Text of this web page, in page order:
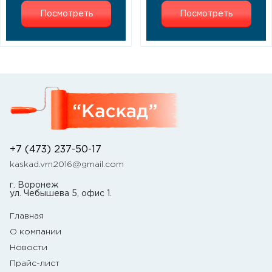
Посмотреть Посмотреть
+7 (473) 237-50-17
kaskad.vrn2016@gmail.com
г. Воронеж
ул. Чебышева 5, офис 1.
Главная
О компании
Новости
Прайс-лист